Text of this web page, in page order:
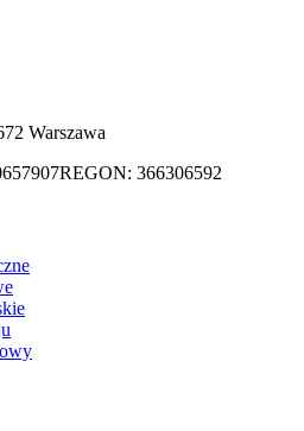
Warszawa
REGON: 366306592